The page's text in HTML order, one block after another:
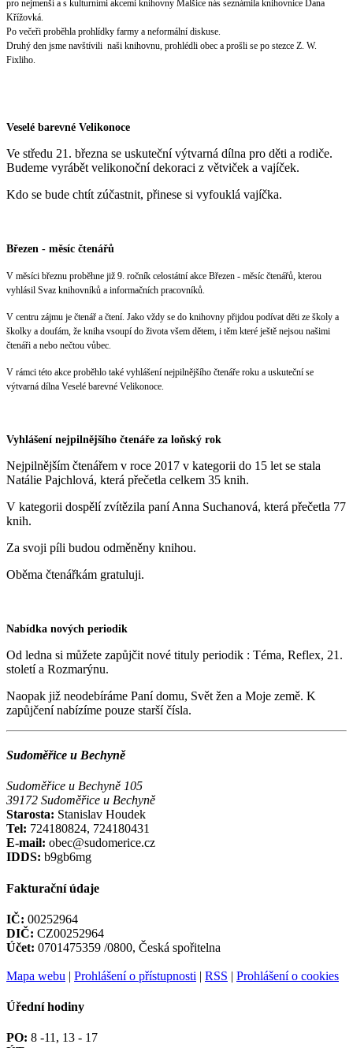
pro nejmenší a s kulturními akcemi knihovny Malšice nás seznámila knihovnice Dana
Křížovká.
Po večeři proběhla prohlídky farmy a neformální diskuse.
Druhý den jsme navštívili naši knihovnu, prohlédli obec a prošli se po stezce Z. W.
Fixliho.
Veselé barevné Velikonoce
Ve středu 21. března se uskuteční výtvarná dílna pro děti a rodiče.
Budeme vyrábět velikonoční dekoraci z větviček a vajíček.
Kdo se bude chtít zúčastnit, přinese si vyfouklá vajíčka.
Březen - měsíc čtenářů
V měsíci březnu proběhne již 9. ročník celostátní akce Březen - měsíc čtenářů, kterou
vyhlásil Svaz knihovníků a informačních pracovníků.
V centru zájmu je čtenář a čtení. Jako vždy se do knihovny přijdou podívat děti ze školy a
školky a doufám, že kniha vsoupí do života všem dětem, i těm které ještě nejsou našimi
čtenáři a nebo nečtou vůbec.
V rámci této akce proběhlo také vyhlášení nejpilnějšího čtenáře roku a uskuteční se
výtvarná dílna Veselé barevné Velikonoce.
Vyhlášení nejpilnějšího čtenáře za loňský rok
Nejpilnějším čtenářem v roce 2017 v kategorii do 15 let se stala
Natálie Pajchlová, která přečetla celkem 35 knih.
V kategorii dospělí zvítězila paní Anna Suchanová, která přečetla 77
knih.
Za svoji píli budou odměněny knihou.
Oběma čtenářkám gratuluji.
Nabídka nových periodik
Od ledna si můžete zapůjčit nové tituly periodik : Téma, Reflex, 21.
století a Rozmarýnu.
Naopak již neodebíráme Paní domu, Svět žen a Moje země. K
zapůjčení nabízíme pouze starší čísla.
Sudoměřice u Bechyně
Sudoměřice u Bechyně 105
39172 Sudoměřice u Bechyně
Starosta: Stanislav Houdek
Tel: 724180824, 724180431
E-mail: obec@sudomerice.cz
IDDS: b9gb6mg
Fakturační údaje
IČ: 00252964
DIČ: CZ00252964
Účet: 0701475359 /0800, Česká spořitelna
Mapa webu | Prohlášení o přístupnosti | RSS | Prohlášení o cookies
Úřední hodiny
PO: 8 -11, 13 - 17